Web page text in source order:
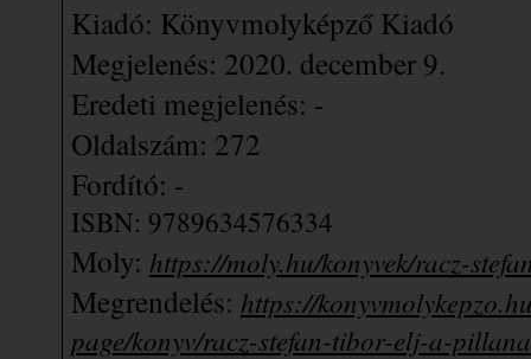
Kiadó: Könyvmolyképző Kiadó
Megjelenés: 2020. december 9.
Eredeti megjelenés: -
Oldalszám: 272
Fordító: -
ISBN: 9789634576334
Moly: https://moly.hu/konyvek/racz-
Megrendelés: https://
page/konyv/racz-stefan-tibor-elj-a-